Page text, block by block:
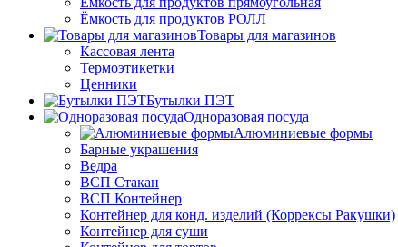
Ёмкость для продуктов РОЛЛ
Товары для магазинов
Кассовая лента
Термоэтикетки
Ценники
Бутылки ПЭТ
Одноразовая посуда
Алюминиевые формы
Барные украшения
Ведра
ВСП Стакан
ВСП Контейнер
Контейнер для конд. изделий (Коррексы Ракушки)
Контейнер для суши